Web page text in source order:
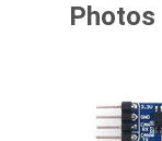
Photos